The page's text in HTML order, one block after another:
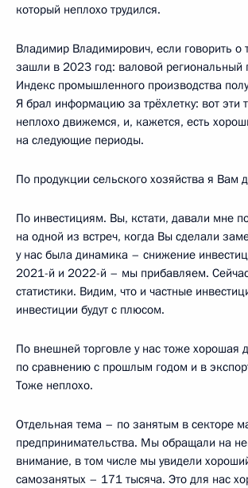
который неплохо трудился.
Владимир Владимирович, если говорить
зашли в 2023 год: валовой региональный
Индекс промышленного производства
Я брал информацию за трёхлетку: вот эти
неплохо движемся, и, кажется, есть
на следующие периоды.
По продукции сельского хозяйства я Вам
По инвестициям. Вы, кстати, давали мне
на одной из встреч, когда Вы сделали
у нас была динамика – снижение
2021-й и 2022-й – мы прибавляем.
статистики. Видим, что и частные
инвестиции будут с плюсом.
По внешней торговле у нас тоже хорошая
по сравнению с прошлым годом и в
Тоже неплохо.
Отдельная тема – по занятым в секторе
предпринимательства. Мы обращали на
внимание, в том числе мы увидели
самозанятых – 171 тысяча. Это для нас